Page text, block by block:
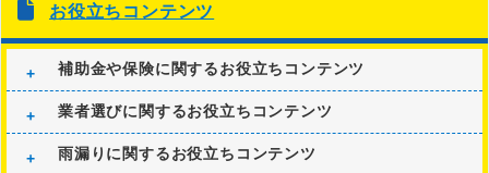
お役立ちコンテンツ
補助金や保険に関するお役立ちコンテンツ
業者選びに関するお役立ちコンテンツ
雨漏りに関するお役立ちコンテンツ